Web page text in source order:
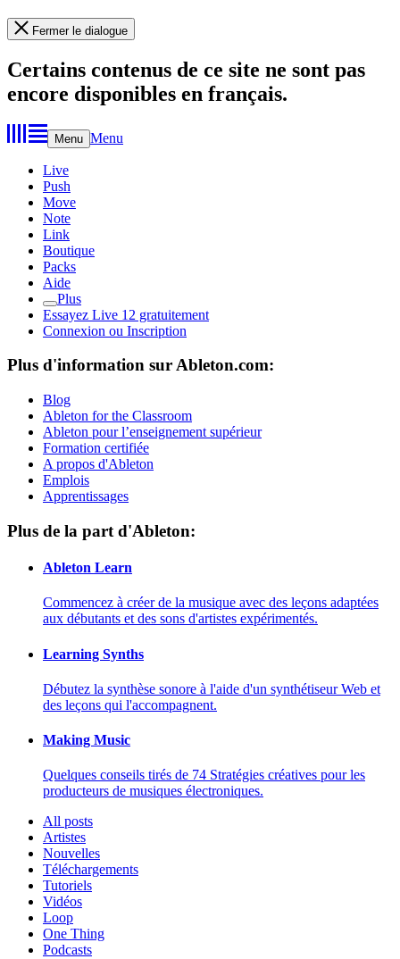
Fermer le dialogue
Certains contenus de ce site ne sont pas
encore disponibles en français.
Menu Menu
Live
Push
Move
Note
Link
Boutique
Packs
Aide
Plus
Essayez Live 12 gratuitement
Connexion ou Inscription
Plus d'information sur Ableton.com:
Blog
Ableton for the Classroom
Ableton pour l’enseignement supérieur
Formation certifiée
A propos d'Ableton
Emplois
Apprentissages
Plus de la part d'Ableton:
Ableton Learn
Commencez à créer de la musique avec des leçons adaptées
aux débutants et des sons d'artistes expérimentés.
Learning Synths
Débutez la synthèse sonore à l'aide d'un synthétiseur Web et
des leçons qui l'accompagnent.
Making Music
Quelques conseils tirés de 74 Stratégies créatives pour les
producteurs de musiques électroniques.
All posts
Artistes
Nouvelles
Téléchargements
Tutoriels
Vidéos
Loop
One Thing
Podcasts